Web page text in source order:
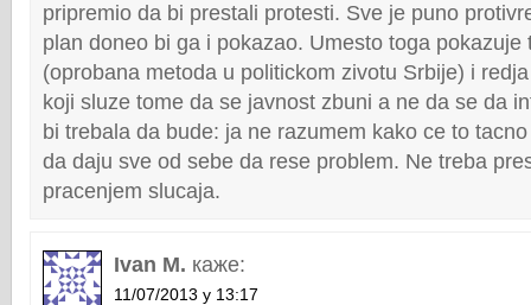
pripremio da bi prestali protesti. Sve je puno
plan doneo bi ga i pokazao. Umesto toga pokazuje
(oprobana metoda u politickom zivotu Srbije) i
koji sluze tome da se javnost zbuni a ne da se da
bi trebala da bude: ja ne razumem kako ce to
da daju sve od sebe da rese problem. Ne treba
pracenjem slucaja.
Ivan M. каже:
11/07/2013 у 13:17